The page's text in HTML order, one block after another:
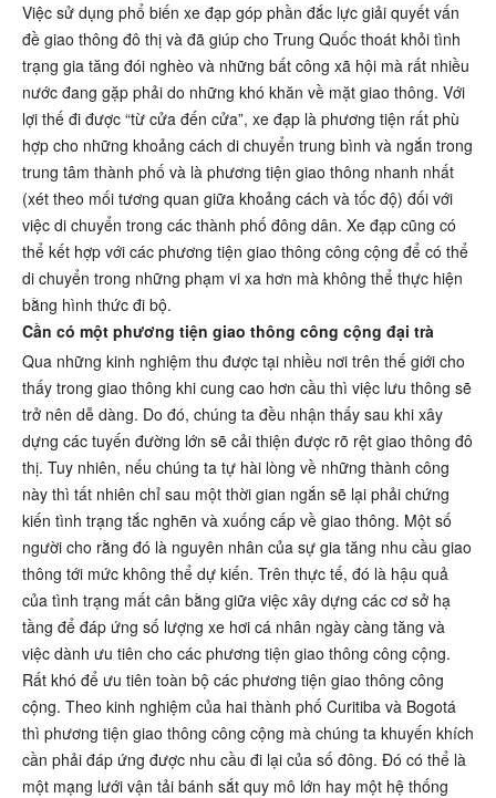
Việc sử dụng phổ biến xe đạp góp phần đắc lực giải quyết vấn
đề giao thông đô thị và đã giúp cho Trung Quốc thoát khỏi tình
trạng gia tăng đói nghèo và những bất công xã hội mà rất nhiều
nước đang gặp phải do những khó khăn về mặt giao thông. Với
lợi thế đi được “từ cửa đến cửa”, xe đạp là phương tiện rất phù
hợp cho những khoảng cách di chuyển trung bình và ngắn trong
trung tâm thành phố và là phương tiện giao thông nhanh nhất
(xét theo mối tương quan giữa khoảng cách và tốc độ) đối với
việc di chuyển trong các thành phố đông dân. Xe đạp cũng có
thể kết hợp với các phương tiện giao thông công cộng để có thể
di chuyển trong những phạm vi xa hơn mà không thể thực hiện
bằng hình thức đi bộ.
Cần có một phương tiện giao thông công cộng đại trà
Qua những kinh nghiệm thu được tại nhiều nơi trên thế giới cho
thấy trong giao thông khi cung cao hơn cầu thì việc lưu thông sẽ
trở nên dễ dàng. Do đó, chúng ta đều nhận thấy sau khi xây
dựng các tuyến đường lớn sẽ cải thiện được rõ rệt giao thông đô
thị. Tuy nhiên, nếu chúng ta tự hài lòng về những thành công
này thì tất nhiên chỉ sau một thời gian ngắn sẽ lại phải chứng
kiến tình trạng tắc nghẽn và xuống cấp về giao thông. Một số
người cho rằng đó là nguyên nhân của sự gia tăng nhu cầu giao
thông tới mức không thể dự kiến. Trên thực tế, đó là hậu quả
của tình trạng mất cân bằng giữa việc xây dựng các cơ sở hạ
tầng để đáp ứng số lượng xe hơi cá nhân ngày càng tăng và
việc dành ưu tiên cho các phương tiện giao thông công cộng.
Rất khó để ưu tiên toàn bộ các phương tiện giao thông công
cộng. Theo kinh nghiệm của hai thành phố Curitiba và Bogotá
thì phương tiện giao thông công cộng mà chúng ta khuyến khích
cần phải đáp ứng được nhu cầu đi lại của số đông. Đó có thể là
một mạng lưới vận tải bánh sắt quy mô lớn hay một hệ thống